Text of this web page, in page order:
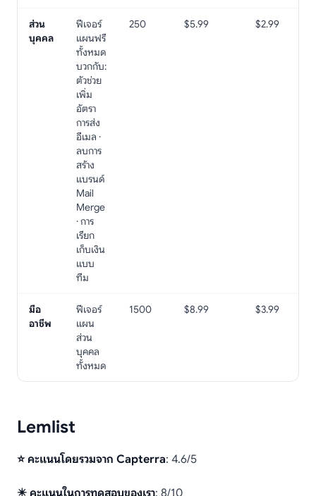
ส่วน
บุคคล
ฟีเจอร์
แผนฟรี
ทั้งหมด
บวกกับ:
ตัวช่วย
เพิ่ม
อัตรา
การส่ง
อีเมล ·
ลบการ
สร้าง
แบรนด์
Mail
Merge
· การ
เรียก
เก็บเงิน
แบบ
ทีม
250 $5.99 $2.99
มือ
อาชีพ
ฟีเจอร์
แผน
ส่วน
บุคคล
ทั้งหมด
1500 $8.99 $3.99
Lemlist
⭐ คะแนนโดยรวมจาก Capterra: 4.6/5
✴️ คะแนนในการทดสอบของเรา: 8/10